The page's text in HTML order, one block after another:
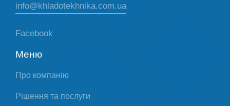
info@khladotekhnika.com.ua
Facebook
Меню
Про компанію
Рішення та послуги